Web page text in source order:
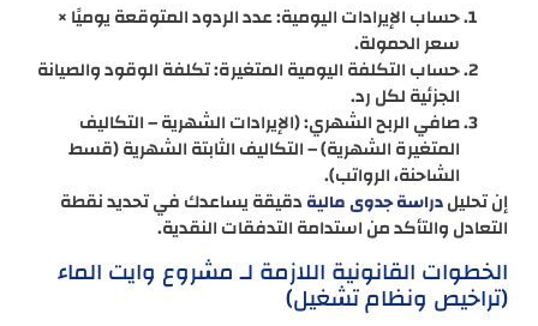
حساب الإيرادات اليومية: عدد الردود المتوقعة يوميًا ×
سعر الحمولة.
حساب التكلفة اليومية المتغيرة: تكلفة الوقود والصيانة
الجزئية لكل رد.
صافي الربح الشهري: (الإيرادات الشهرية – التكاليف
المتغيرة الشهرية) – التكاليف الثابتة الشهرية (قسط
الشاحنة، الرواتب).
إن تحليلدراسة جدوى ماليةدقيقة يساعدك في تحديد نقطة
التعادل والتأكد من استدامة التدفقات النقدية.
الخطوات القانونية اللازمة لـ مشروع وايت الماء
(تراخيص ونظام تشغيل)